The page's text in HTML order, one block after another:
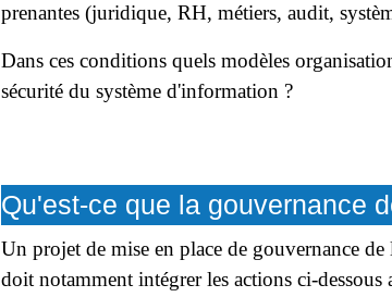
prenantes (juridique, RH, métiers, audit,
Dans ces conditions quels modèles
sécurité du système d'information ?
Qu'est-ce que la gouvernance
Un projet de mise en place de gouvernance
doit notamment intégrer les actions ci-